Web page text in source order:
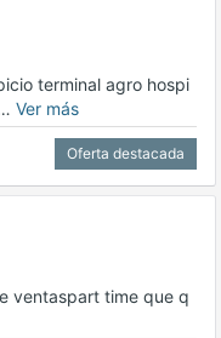
terminal agro hospi
Ver más
Oferta destacada
ventaspart time que q